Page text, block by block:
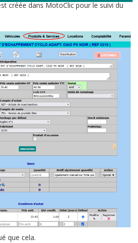
créée dans MotoClic pour le suivi du
que cela.